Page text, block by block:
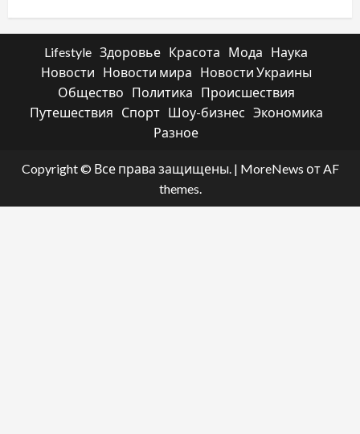
Lifestyle Здоровье Красота Мода
Наука
Новости
Новости мира
Новости Украины
Общество
Политика
Происшествия
Путешествия
Спорт Шоу-бизнес Экономика
Разное
Copyright © Все права защищены. | MoreNews от AF
themes.